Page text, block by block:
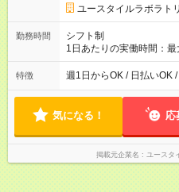
ユースタイルラボラト
勤務時間
シフト制
1日あたりの実働時間：
憩法定通り）
特徴 週1日からOK / 日払いOK
気になる！ 応
掲載元企業名 ユースタ